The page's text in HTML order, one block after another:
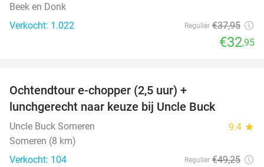
Beek en Donk
Verkocht: 1.022
Regulier €37,95
€32,95
Ochtendtour e-chopper (2,5 uur) +
lunchgerecht naar keuze bij Uncle Buck
Uncle Buck Someren 9.4 star
Someren (8 km)
Verkocht: 104
Regulier €49,25